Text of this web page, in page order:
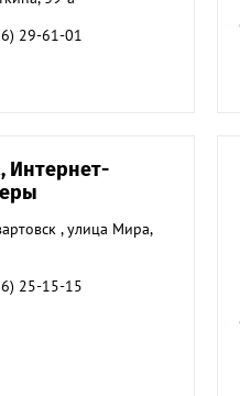
29-61-01
Интернет-
, улица Мира,
25-15-15